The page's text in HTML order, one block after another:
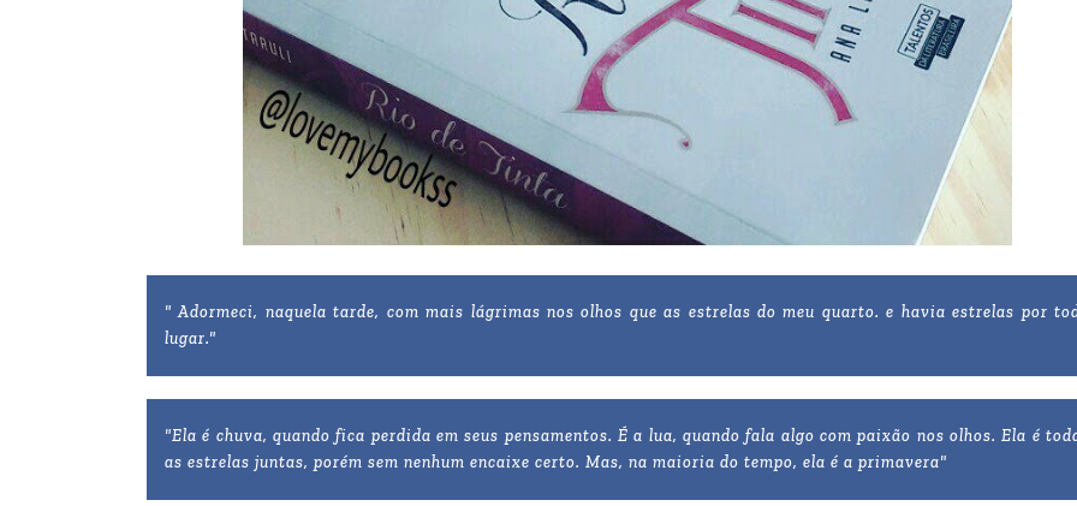
" Adormeci, naquela tarde, com mais lágrimas nos olhos que as estrelas do meu quarto. e havia estrelas por
lugar."
"Ela é chuva, quando fica perdida em seus pensamentos. É a lua, quando fala algo com paixão nos olhos. Ela é
as estrelas juntas, porém sem nenhum encaixe certo. Mas, na maioria do tempo, ela é a primavera"